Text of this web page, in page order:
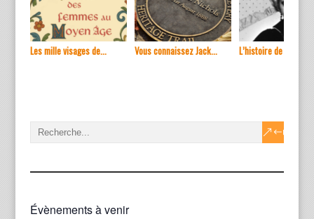
Les mille visages de... Vous connaissez Jack... L’histoire de ...
Évènements à venir